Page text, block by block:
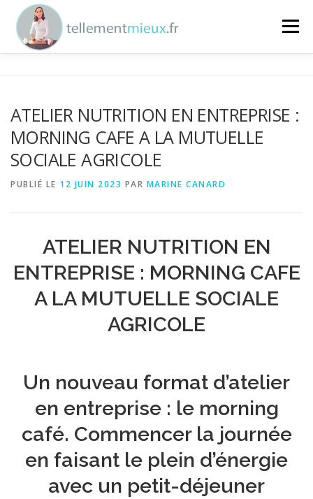
Aller au contenu
Menu
NUTRITION MARINE CONTACT
ATELIER NUTRITION EN ENTREPRISE :
MORNING CAFE A LA MUTUELLE
SOCIALE AGRICOLE
PUBLIÉ LE 12 JUIN 2023 PAR MARINE CANARD
ATELIER NUTRITION EN
ENTREPRISE : MORNING CAFE
A LA MUTUELLE SOCIALE
AGRICOLE
Un nouveau format d’atelier
en entreprise : le morning
café. Commencer la journée
en faisant le plein d’énergie
avec un petit-déjeuner